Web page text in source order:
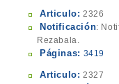
Articulo: 2326
Notificación:
Rezabala.
Páginas: 3419
Articulo: 2327